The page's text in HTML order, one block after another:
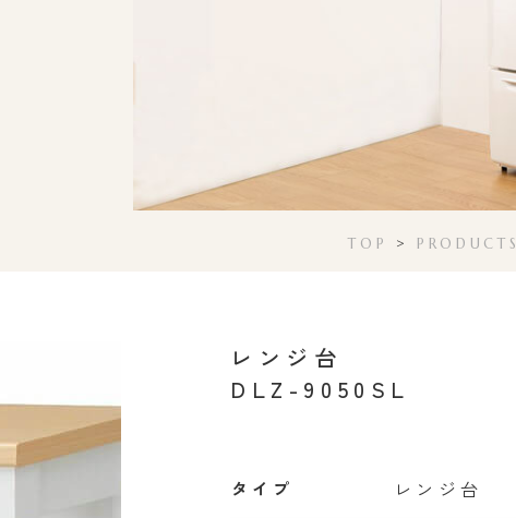
TOP >PRODUCTS
レンジ台
DLZ-9050SL
タイプ レンジ台